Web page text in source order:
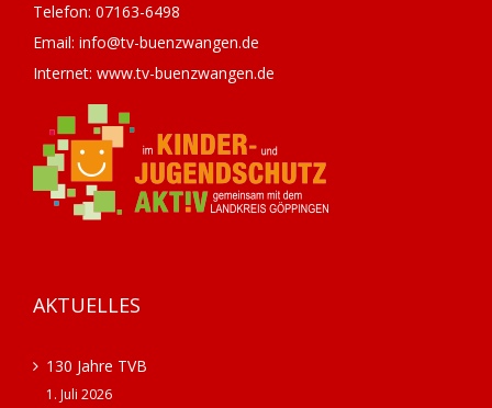
Telefon: 07163-6498
Email: info@tv-buenzwangen.de
Internet: www.tv-buenzwangen.de
AKTUELLES
130 Jahre TVB
1. Juli 2026